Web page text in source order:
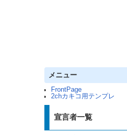
メニュー
FrontPage
2chカキコ用テンプレ
宣言者一覧